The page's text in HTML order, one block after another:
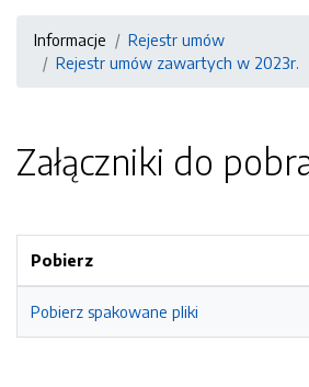
Informacje
Rejestr umów
Rejestr umów zawartych w 2023r.
Załączniki do
Pobierz
Pobierz spakowane pliki